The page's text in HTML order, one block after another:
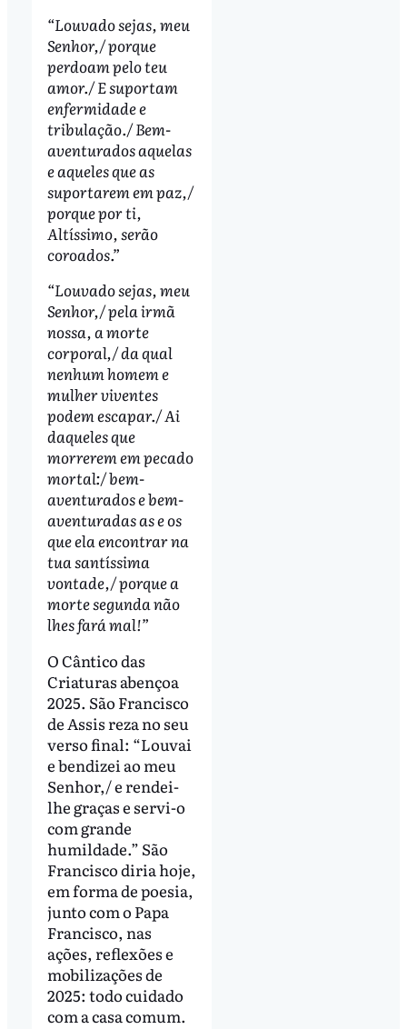
“Louvado sejas, meu
Senhor,/ porque
perdoam pelo teu
amor./ E suportam
enfermidade e
tribulação./ Bem-
aventurados aquelas
e aqueles que as
suportarem em paz,/
porque por ti,
Altíssimo, serão
coroados.”
“Louvado sejas, meu
Senhor,/ pela irmã
nossa, a morte
corporal,/ da qual
nenhum homem e
mulher viventes
podem escapar./ Ai
daqueles que
morrerem em pecado
mortal:/ bem-
aventurados e bem-
aventuradas as e os
que ela encontrar na
tua santíssima
vontade,/ porque a
morte segunda não
lhes fará mal!”
O Cântico das
Criaturas abençoa
2025. São Francisco
de Assis reza no seu
verso final: “Louvai
e bendizei ao meu
Senhor,/ e rendei-
lhe graças e servi-o
com grande
humildade.” São
Francisco diria hoje,
em forma de poesia,
junto com o Papa
Francisco, nas
ações, reflexões e
mobilizações de
2025: todo cuidado
com a casa comum.